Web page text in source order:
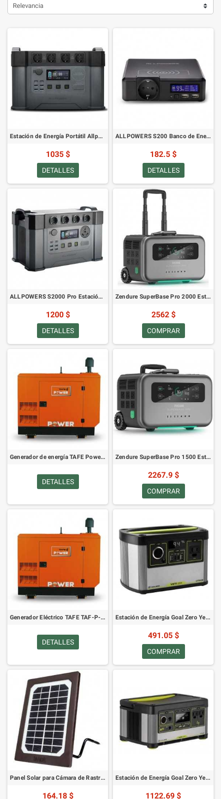
Relevancia
Estación de Energía Portátil Allpowers S2000 2000W, 1500Wh
1035 $
DETALLES
ALLPOWERS S200 Banco de Energía Portátil 200W 154Wh
182.5 $
DETALLES
ALLPOWERS S2000 Pro Estación de Energía Portátil 2400W, 1500Wh
1200 $
DETALLES
Zendure SuperBase Pro 2000 Estación de Energía Portátil
2562 $
COMPRAR
Generador de energía TAFE Power TAF-P-7.5A
DETALLES
Zendure SuperBase Pro 1500 Estación de Energía Portátil
2267.9 $
COMPRAR
Generador Eléctrico TAFE TAF-P-10A
DETALLES
Estación de Energía Goal Zero Yeti 200X
491.05 $
COMPRAR
Panel Solar para Cámara de Rastro Bushnell
164.18 $
Estación de Energía Goal Zero Yeti 500X
1122.69 $